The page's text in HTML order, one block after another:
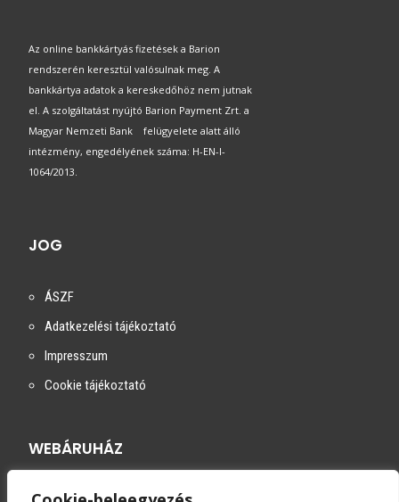
Az online bankkártyás fizetések a Barion
rendszerén keresztül valósulnak meg. A
bankkártya adatok a kereskedőhöz nem jutnak
el. A szolgáltatást nyújtó Barion Payment Zrt. a
Magyar Nemzeti Bank felügyelete alatt álló
intézmény, engedélyének száma: H-EN-I-
1064/2013.
JOG
ÁSZF
Adatkezelési tájékoztató
Impresszum
Cookie tájékoztató
WEBÁRUHÁZ